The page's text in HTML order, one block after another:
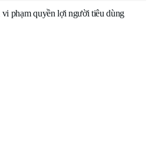
phạm quyền lợi người tiêu dùng